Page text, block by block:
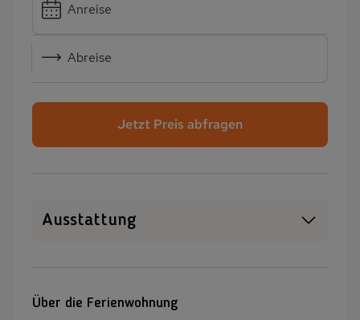
Anreise
Abreise
Jetzt Preis abfragen
Ausstattung
Waschmaschine
Über die Ferienwohnung